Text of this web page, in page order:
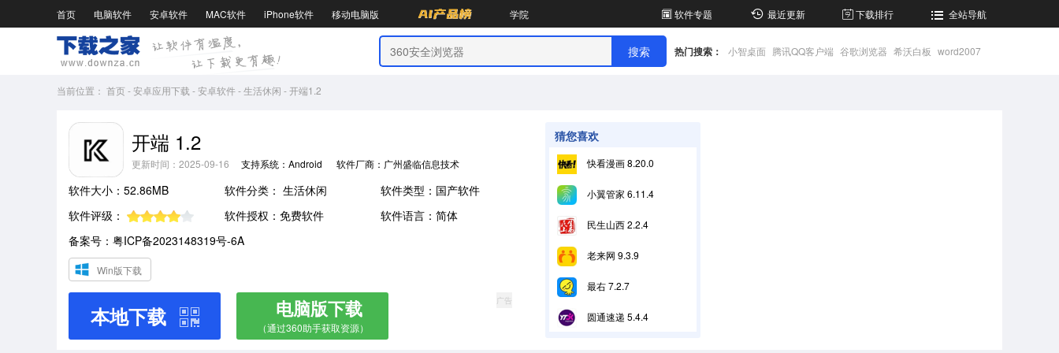
首页 电脑软件 安卓软件 MAC软件 iPhone软件 移动电脑版 学院 软件专题 最近更新 下载排行 全站导航
热门搜索： 小智桌面 腾讯QQ客户端 谷歌浏览器 希沃白板 word2007
当前位置： 首页-安卓应用下载 -安卓软件-生活休闲 -开端1.2
开端 1.2
更新时间：2025-09-16 支持系统：Android 软件厂商：广州盛临信息技术咨询有限公司
软件大小：52.86MB 软件分类： 生活休闲
软件类型：国产软件
软件评级：
软件授权：免费软件
软件语言：简体
备案号：粤ICP备2023148319号-6A
Win版下载
本地下载 电脑版下载
（通过360助手获取资源）
广告
猜您喜欢
快看漫画 8.20.0
小翼管家 6.11.4
民生山西 2.2.4
老来网 9.3.9
最右 7.2.7
圆通速递 5.4.4